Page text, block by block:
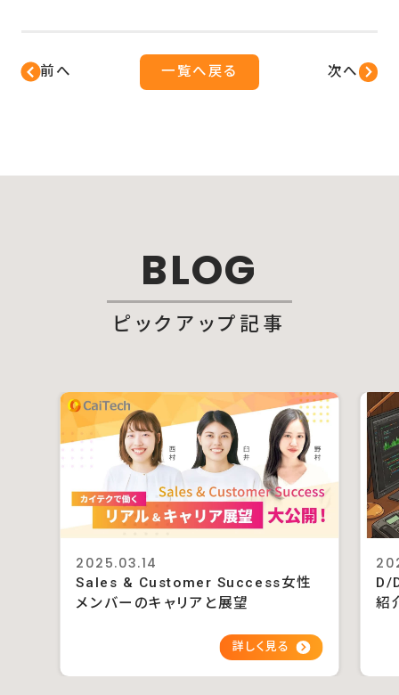
前へ 一覧へ戻る 次へ
BLOG
ピックアップ記事
2025.03.14
Sales & Customer Success女性
メンバーのキャリアと展望
D/
紹